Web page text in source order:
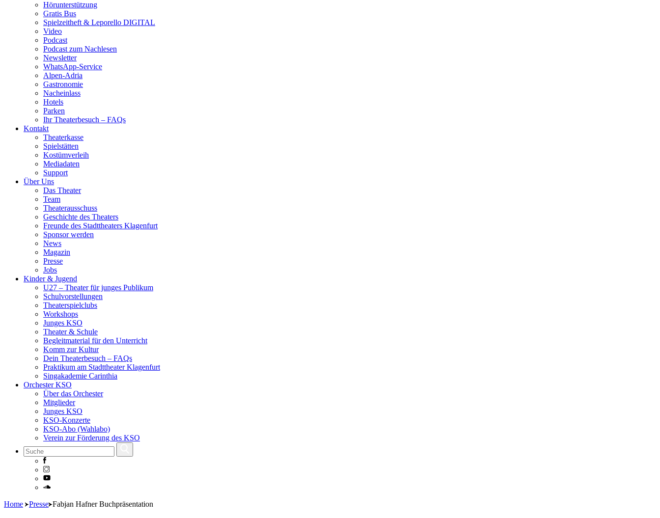
Hörunterstützung
Gratis Bus
Spielzeitheft & Leporello DIGITAL
Video
Podcast
Podcast zum Nachlesen
Newsletter
WhatsApp-Service
Alpen-Adria
Gastronomie
Nacheinlass
Hotels
Parken
Ihr Theaterbesuch – FAQs
Kontakt
Theaterkasse
Spielstätten
Kostümverleih
Mediadaten
Support
Über Uns
Das Theater
Team
Theaterausschuss
Geschichte des Theaters
Freunde des Stadttheaters Klagenfurt
Sponsor werden
News
Magazin
Presse
Jobs
Kinder & Jugend
U27 – Theater für junges Publikum
Schulvorstellungen
Theaterspielclubs
Workshops
Junges KSO
Theater & Schule
Begleitmaterial für den Unterricht
Komm zur Kultur
Dein Theaterbesuch – FAQs
Praktikum am Stadttheater Klagenfurt
Singakademie Carinthia
Orchester KSO
Über das Orchester
Mitglieder
Junges KSO
KSO-Konzerte
KSO-Abo (Wahlabo)
Verein zur Förderung des KSO
Skip
Home Presse Fabjan Hafner Buchpräsentation